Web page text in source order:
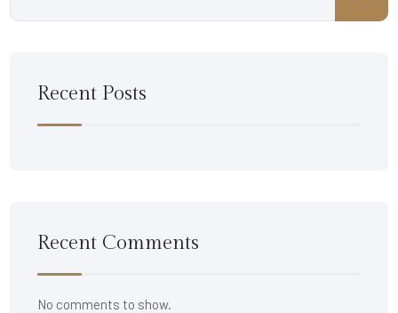
Recent Posts
Recent Comments
No comments to show.